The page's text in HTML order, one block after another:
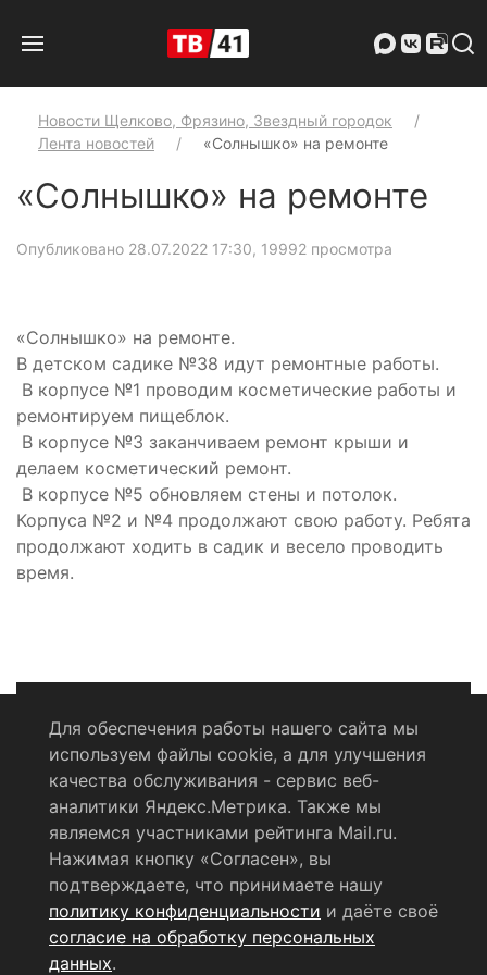
Новости Щелково, Фрязино, Звездный городок
Лента новостей
«Солнышко» на ремонте
«Солнышко» на ремонте
Опубликовано 28.07.2022 17:30, 19992 просмотра
«Солнышко» на ремонте.
В детском садике №38 идут ремонтные работы.
В корпусе №1 проводим косметические работы и
ремонтируем пищеблок.
В корпусе №3 заканчиваем ремонт крыши и
делаем косметический ремонт.
В корпусе №5 обновляем стены и потолок.
Корпуса №2 и №4 продолжают свою работу. Ребята
продолжают ходить в садик и весело проводить
время.
Политика конфиденциальности
Согласие на обработку персональных данных
RSS-лента
© 2004 - 2026 Сетевое издание Щёлковское ТВ.
Свидетельство о регистрации СМИ
Для обеспечения работы нашего сайта мы
используем файлы cookie, а для улучшения
качества обслуживания - сервис веб-
аналитики Яндекс.Метрика. Также мы
являемся участниками рейтинга Mail.ru.
Нажимая кнопку «Согласен», вы
подтверждаете, что принимаете нашу
политику конфиденциальности и даёте своё
согласие на обработку персональных
данных.